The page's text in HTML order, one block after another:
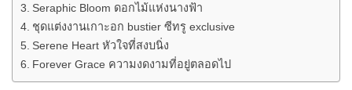
Seraphic Bloom ดอกไม้แห่งนางฟ้า
ชุดแต่งงานเกาะอก ​bustier​ ซีทรู exclusive
Serene Heart หัวใจที่สงบนิ่ง
Forever Grace ความงดงามที่อยู่ตลอดไป